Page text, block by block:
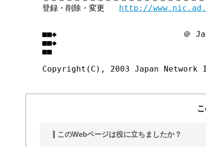
登録・削除・変更 http://
■■◆                          ＠ Japan
■■◆
■■
このWebページは役に立ちましたか？